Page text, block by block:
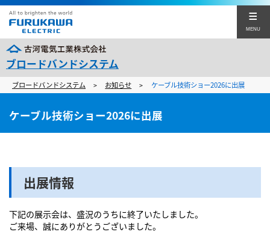
MENU
ブロードバンドシステム
製品一覧
導入事例
事業紹介
製品カタログ
ブロードバンドシステム > お知らせ > ケーブル技術ショー2026に出展
ケーブル技術ショー2026に出展
出展情報
下記の展示会は、盛況のうちに終了いたしました。
ご来場、誠にありがとうございました。